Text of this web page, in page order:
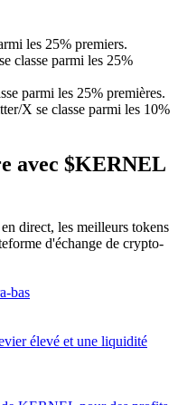
des informations
à terme
les 25% premiers.
classe parmi les 25%
parmi les 25% premières.
X se classe parmi les 10%
avec $KERNEL
direct, les meilleurs tokens
d'échange de crypto-
bas
élevé et une liquidité